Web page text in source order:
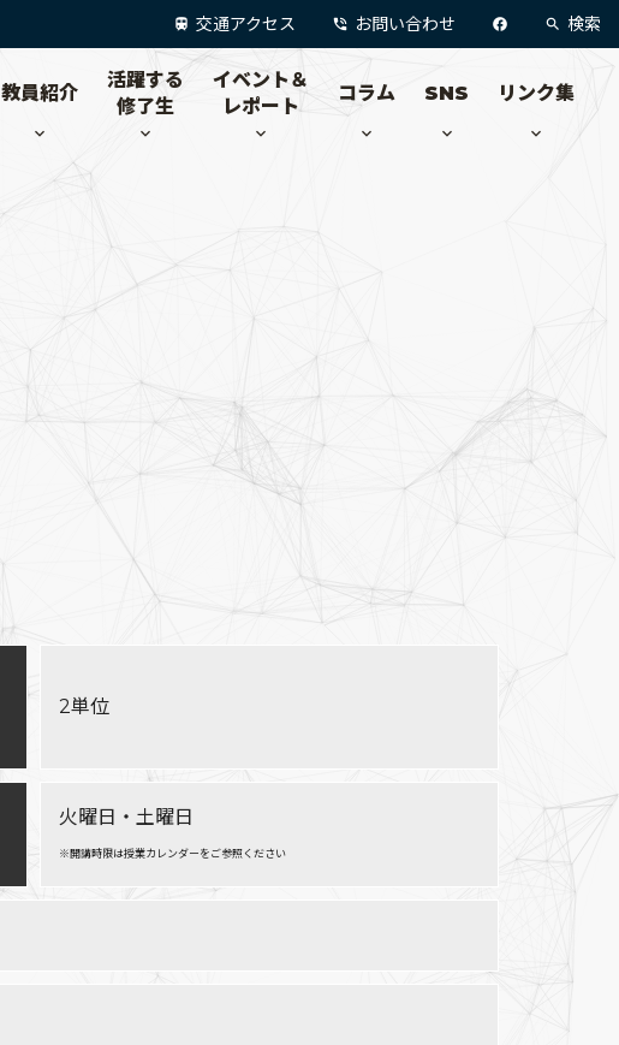
交通アクセス お問い合わせ 検索
教員紹介
活躍する
修了生
イベント＆
レポート
コラム SNS リンク集
2単位
火曜日・土曜日
※開講時限は授業カレンダーをご参照ください